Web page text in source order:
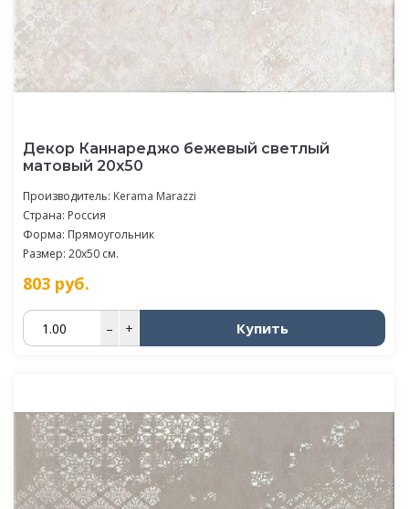
Декор Каннареджо бежевый светлый
матовый 20x50
Производитель: Kerama Marazzi
Страна: Россия
Форма: Прямоугольник
Размер: 20x50 см.
803 руб.
– + Купить